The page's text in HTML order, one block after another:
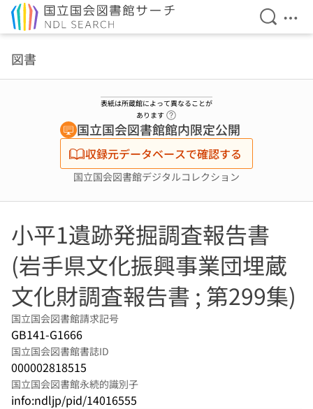
検索を
メ
図書
表紙は所蔵館によって異なることが
あります
国立国会図書館館内限定公開
収録元データベースで確認する
国立国会図書館デジタルコレクション
小平1遺跡発掘調査報告書
(岩手県文化振興事業団埋蔵
文化財調査報告書 ; 第299集)
国立国会図書館請求記号
GB141-G1666
国立国会図書館書誌ID
000002818515
国立国会図書館永続的識別子
info:ndljp/pid/14016555